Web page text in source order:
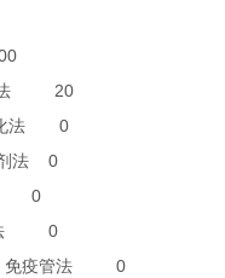
20
法 0
法 0
0
免疫管法 0